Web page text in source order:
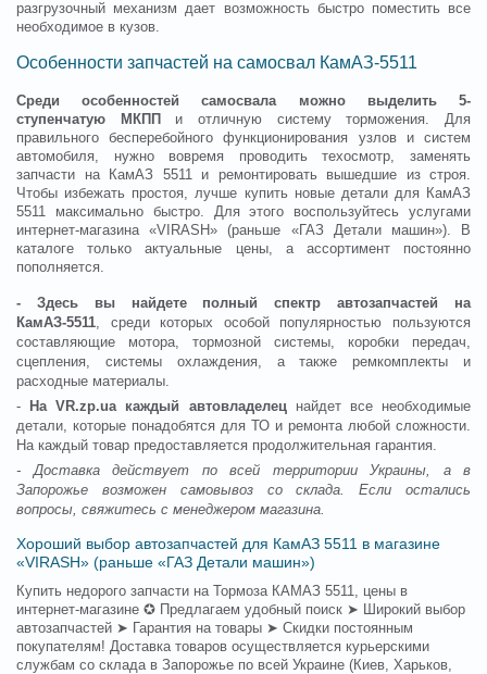
разгрузочный механизм дает возможность быстро поместить все
необходимое в кузов.
Особенности запчастей на самосвал КамАЗ-5511
Среди особенностей самосвала можно выделить 5-
ступенчатую МКПП
и отличную систему торможения. Для
правильного бесперебойного функционирования узлов и систем
автомобиля, нужно вовремя проводить техосмотр, заменять
запчасти на КамАЗ 5511 и ремонтировать вышедшие из строя.
Чтобы избежать простоя, лучше купить новые детали для КамАЗ
5511 максимально быстро. Для этого воспользуйтесь услугами
интернет-магазина «VIRASH» (раньше «ГАЗ Детали машин»). В
каталоге только актуальные цены, а ассортимент постоянно
пополняется.
- Здесь вы найдете полный спектр автозапчастей на
КамАЗ-5511, среди которых особой популярностью пользуются
составляющие мотора, тормозной системы, коробки передач,
сцепления, системы охлаждения, а также ремкомплекты и
расходные материалы.
-
На VR.zp.ua каждый автовладелецнайдет все необходимые
детали, которые понадобятся для ТО и ремонта любой сложности.
На каждый товар предоставляется продолжительная гарантия.
- Доставка действует по всей территории Украины, а в
Запорожье возможен самовывоз со склада. Если остались
вопросы, свяжитесь с менеджером магазина.
Хороший выбор автозапчастей для КамАЗ 5511 в магазине
«VIRASH» (раньше «ГАЗ Детали машин»)
Купить недорого запчасти на Тормоза КАМАЗ 5511, цены в
интернет-магазине ✪ Предлагаем удобный поиск ➤ Широкий выбор
автозапчастей ➤ Гарантия на товары ➤ Скидки постоянным
покупателям! Доставка товаров осуществляется курьерскими
службам со склада в Запорожье по всей Украине (Киев, Харьков,